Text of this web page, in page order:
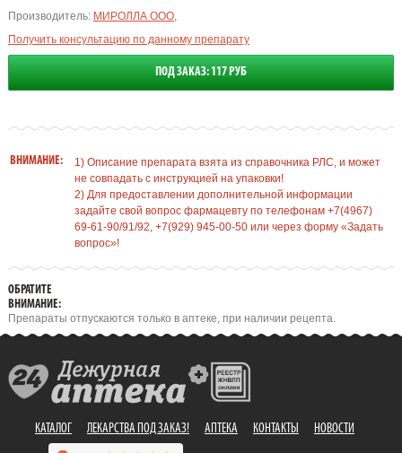
Производитель: МИРОЛЛА ООО,
Получить консультацию по данному препарату
ПОД ЗАКАЗ: 117 РУБ
ВНИМАНИЕ:
1) Описание препарата взята из справочника РЛС, и может
не совпадать с инструкцией на упаковки!
2) Для предоставлении дополнительной информации
задайте свой вопрос фармацевту по телефонам +7(4967)
69-61-90/91/92, +7(929) 945-00-50 или через форму «Задать
вопрос»!
ОБРАТИТЕ
ВНИМАНИЕ:
Препараты отпускаются только в аптеке, при наличии рецепта.
КАТАЛОГ ЛЕКАРСТВА ПОД ЗАКАЗ! АПТЕКА КОНТАКТЫ НОВОСТИ